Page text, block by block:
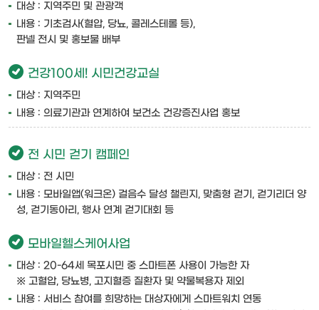
대상 : 지역주민 및 관광객
내용 : 기초검사(혈압, 당뇨, 콜레스테롤 등),
판넬 전시 및 홍보물 배부
건강100세! 시민건강교실
대상 : 지역주민
내용 : 의료기관과 연계하여 보건소 건강증진사업 홍보
전 시민 걷기 캠페인
대상 : 전 시민
내용 : 모바일앱(워크온) 걸음수 달성 챌린지, 맞춤형 걷기, 걷기리더 양
성, 걷기동아리, 행사 연계 걷기대회 등
모바일헬스케어사업
대상 : 20-64세 목포시민 중 스마트폰 사용이 가능한 자
※ 고혈압, 당뇨병, 고지혈증 질환자 및 약물복용자 제외
내용 : 서비스 참여를 희망하는 대상자에게 스마트워치 연동